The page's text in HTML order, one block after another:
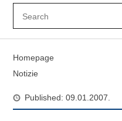
Homepage
Notizie
Published: 09.01.2007.